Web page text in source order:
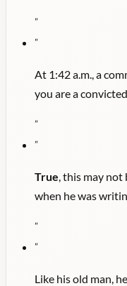
"
"
At 1:42 a.m., a
you are a
"
"
True, this may not
when he was
"
"
Like his old man,